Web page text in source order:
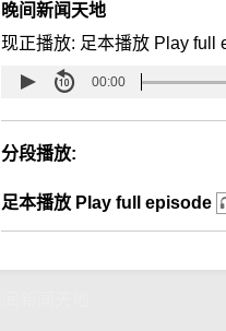
晚间新闻天地
现正播放: 足本播放 Play full
00:00
分段播放:
足本播放 Play full episode